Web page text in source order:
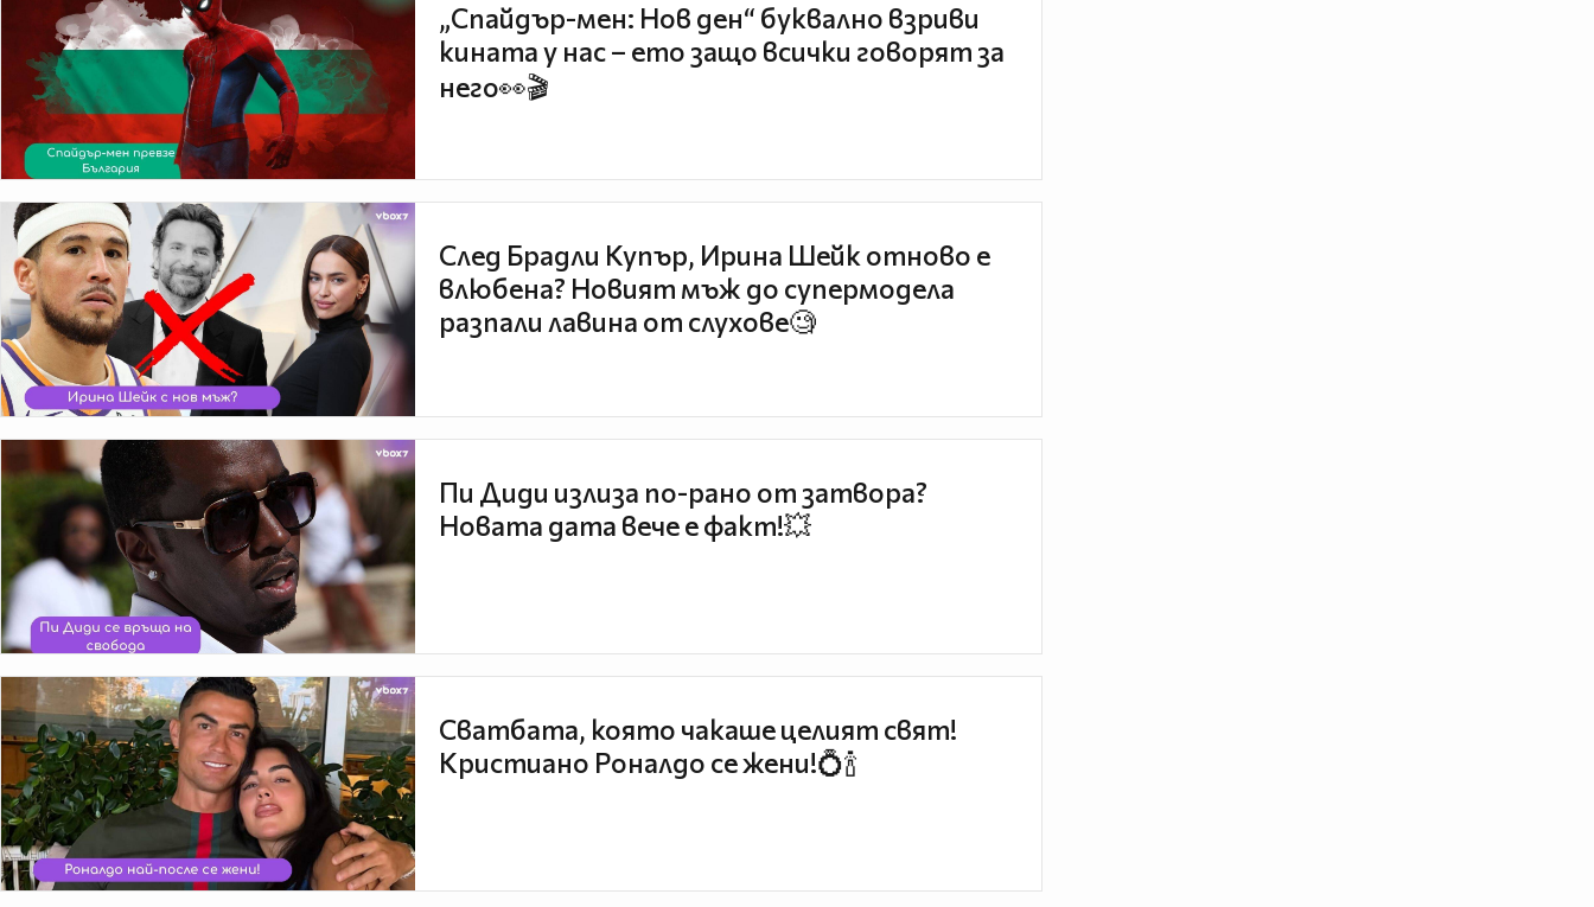
„Спайдър-мен: Нов ден“ буквално взриви
кината у нас – ето защо всички говорят за
него👀🎬
След Брадли Купър, Ирина Шейк отново е
влюбена? Новият мъж до супермодела
разпали лавина от слухове🧐
Пи Диди излиза по-рано от затвора?
Новата дата вече е факт!💥
Сватбата, която чакаше целият свят!
Кристиано Роналдо се жени!💍🍾